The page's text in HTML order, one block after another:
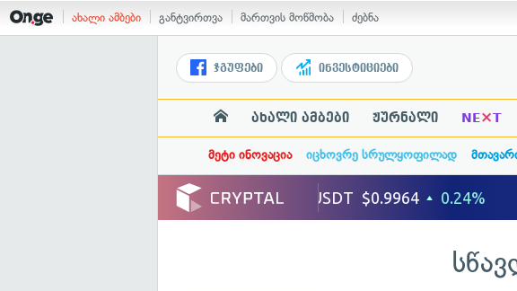
ახალი ამბები განტვირთვა მართვის მოწმობა ძებნა
ჯგუფები ინვესტიციები
ახალი ამბები ჟურნალი NE×T
მეტი ინოვაცია იცხოვრე სრულყოფილად